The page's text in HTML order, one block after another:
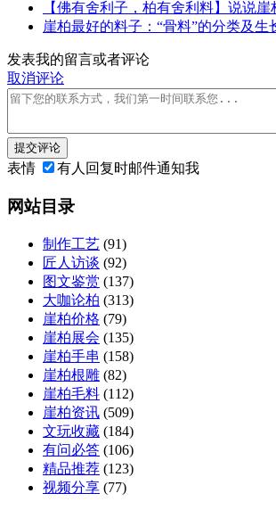
【佛有舍利子，柏有舍利料】说说
崖柏最好的料子：“骨料”的分类及生
发表我的留言或者评论
取消评论
提交评论
表情 有人回复时邮件通知我
网站目录
制作工艺 (91)
匠人访谈 (92)
图文鉴赏 (137)
大咖论柏 (313)
崖柏价格 (79)
崖柏展会 (135)
崖柏手串 (158)
崖柏根雕 (82)
崖柏毛料 (112)
崖柏资讯 (509)
文玩收藏 (184)
有问必答 (106)
精品推荐 (123)
视频分享 (77)